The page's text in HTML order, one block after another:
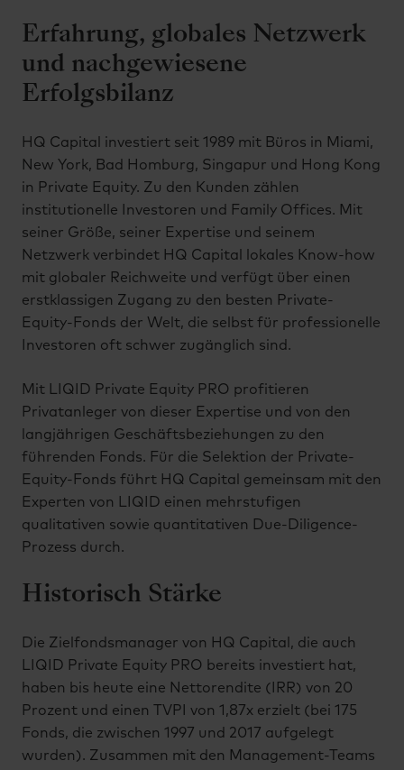
Erfahrung, globales Netzwerk
und nachgewiesene
Erfolgsbilanz
HQ Capital investiert seit 1989 mit Büros in Miami,
New York, Bad Homburg, Singapur und Hong Kong
in Private Equity. Zu den Kunden zählen
institutionelle Investoren und Family Offices. Mit
seiner Größe, seiner Expertise und seinem
Netzwerk verbindet HQ Capital lokales Know-how
mit globaler Reichweite und verfügt über einen
erstklassigen Zugang zu den besten Private-
Equity-Fonds der Welt, die selbst für professionelle
Investoren oft schwer zugänglich sind.
Mit LIQID Private Equity PRO profitieren
Privatanleger von dieser Expertise und von den
langjährigen Geschäftsbeziehungen zu den
führenden Fonds. Für die Selektion der Private-
Equity-Fonds führt HQ Capital gemeinsam mit den
Experten von LIQID einen mehrstufigen
qualitativen sowie quantitativen Due-Diligence-
Prozess durch.
Historisch Stärke
Die Zielfondsmanager von HQ Capital, die auch
LIQID Private Equity PRO bereits investiert hat,
haben bis heute eine Nettorendite (IRR) von 20
Prozent und einen TVPI von 1,87x erzielt (bei 175
Fonds, die zwischen 1997 und 2017 aufgelegt
wurden). Zusammen mit den Management-Teams